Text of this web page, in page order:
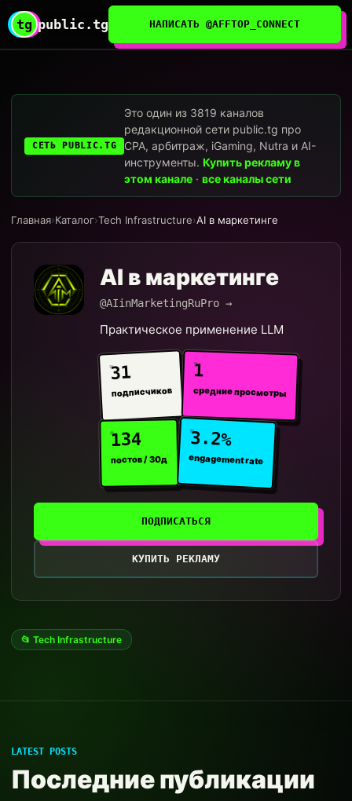
tg public.tg НАПИСАТЬ @AFFTOP_CONNECT
СЕТЬ PUBLIC.TG
Это один из 3819 каналов
редакционной сети public.tg про
CPA, арбитраж, iGaming, Nutra и AI-
инструменты.Купить рекламу в
этом канале ·все каналы сети
Главная›Каталог›Tech Infrastructure›AI в маркетинге
AI в маркетинге
@AIinMarketingRuPro →
Практическое применение LLM
31
подписчиков
1
средние просмотры
134
постов / 30д
3.2%
engagement rate
ПОДПИСАТЬСЯ
КУПИТЬ РЕКЛАМУ
📂 Tech Infrastructure
LATEST POSTS
Последние публикации